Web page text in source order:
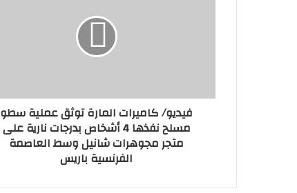
فيديو/ كاميرات المارة توثق عملية سطو
مسلح نفذها 4 أشخاص بدرجات نارية على
متجر مجوهرات شانيل وسط العاصمة
الفرنسية باريس